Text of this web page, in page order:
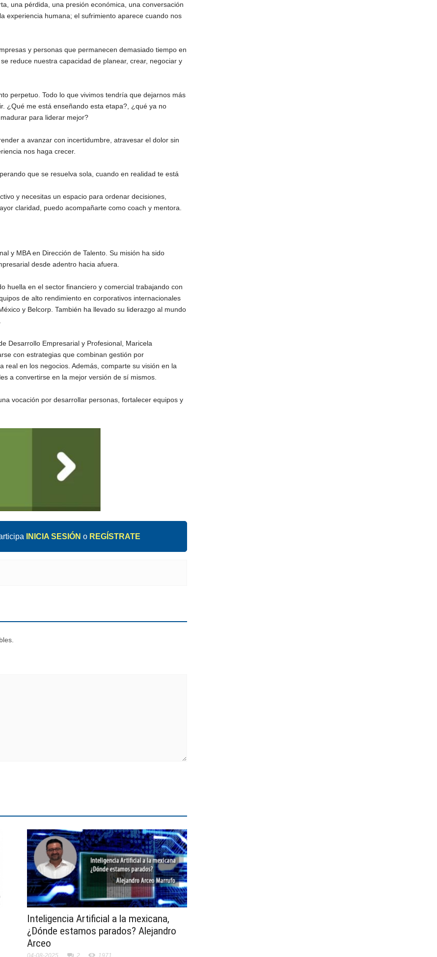
una pérdida, una presión económica, una conversación
experiencia humana; el sufrimiento aparece cuando nos
y personas que permanecen demasiado tiempo en
reduce nuestra capacidad de planear, crear, negociar y
perpetuo. Todo lo que vivimos tendría que dejarnos más
¿Qué me está enseñando esta etapa?, ¿qué ya no
para liderar mejor?
a avanzar con incertidumbre, atravesar el dolor sin
nos haga crecer.
que se resuelva sola, cuando en realidad te está
y necesitas un espacio para ordenar decisiones,
claridad, puedo acompañarte como coach y mentora.
y MBA en Dirección de Talento. Su misión ha sido
desde adentro hacia afuera.
huella en el sector financiero y comercial trabajando con
de alto rendimiento en corporativos internacionales
y Belcorp. También ha llevado su liderazgo al mundo
Desarrollo Empresarial y Profesional, Maricela
con estrategias que combinan gestión por
real en los negocios. Además, comparte su visión en la
a convertirse en la mejor versión de sí mismos.
vocación por desarrollar personas, fortalecer equipos y
INICIA SESIÓN o REGÍSTRATE
Inteligencia Artificial a la mexicana,
¿Dónde estamos parados? Alejandro
Arceo
04-08-2025 2 1971